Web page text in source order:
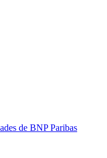
de BNP Paribas